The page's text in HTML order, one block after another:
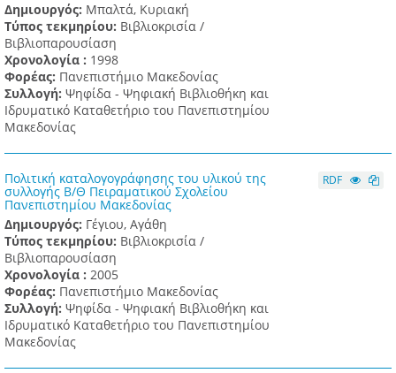
Δημιουργός: Μπαλτά, Κυριακή
Τύπος τεκμηρίου: Βιβλιοκρισία /
Βιβλιοπαρουσίαση
Χρονολογία : 1998
Φορέας: Πανεπιστήμιο Μακεδονίας
Συλλογή: Ψηφίδα - Ψηφιακή Βιβλιοθήκη και
Ιδρυματικό Καταθετήριο του Πανεπιστημίου
Μακεδονίας
Πολιτική καταλογογράφησης του υλικού της
συλλογής Β/Θ Πειραματικού Σχολείου
Πανεπιστημίου Μακεδονίας
Δημιουργός: Γέγιου, Αγάθη
Τύπος τεκμηρίου: Βιβλιοκρισία /
Βιβλιοπαρουσίαση
Χρονολογία : 2005
Φορέας: Πανεπιστήμιο Μακεδονίας
Συλλογή: Ψηφίδα - Ψηφιακή Βιβλιοθήκη και
Ιδρυματικό Καταθετήριο του Πανεπιστημίου
Μακεδονίας
RDF